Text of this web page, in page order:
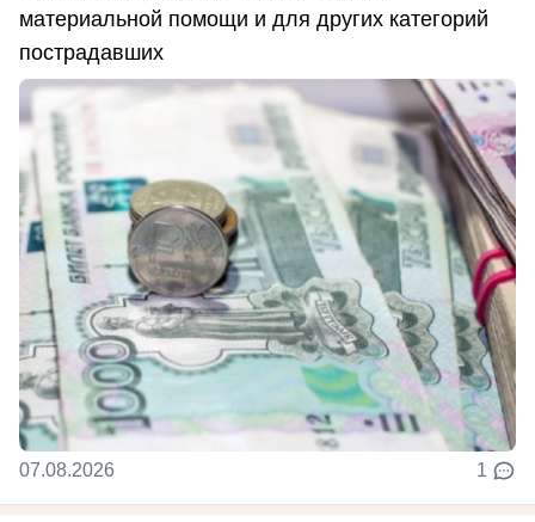
материальной помощи и для других категорий
пострадавших
07.08.2026 1